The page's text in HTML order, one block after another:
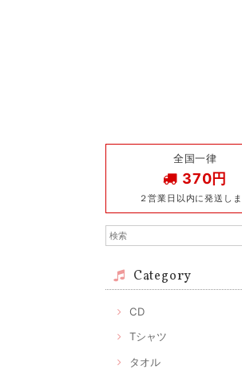
全国一律
370円
２営業日以内に発送し
Category
CD
Tシャツ
タオル